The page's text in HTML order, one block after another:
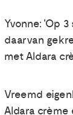
Yvonne: 'Op
daarvan
met Aldara
Vreemd
Aldara crème